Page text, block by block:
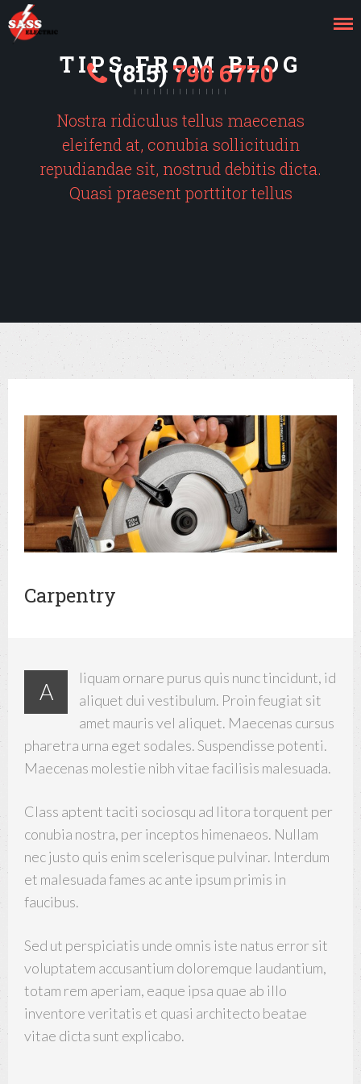
(815)790 6770
TIPS FROM BLOG
Nostra ridiculus tellus maecenas
eleifend at, conubia sollicitudin
repudiandae sit, nostrud debitis dicta.
Quasi praesent porttitor tellus
Carpentry
A
liquam ornare purus quis nunc tincidunt, id
aliquet dui vestibulum. Proin feugiat sit
amet mauris vel aliquet. Maecenas cursus
pharetra urna eget sodales. Suspendisse potenti.
Maecenas molestie nibh vitae facilisis malesuada.
Class aptent taciti sociosqu ad litora torquent per
conubia nostra, per inceptos himenaeos. Nullam
nec justo quis enim scelerisque pulvinar. Interdum
et malesuada fames ac ante ipsum primis in
faucibus.
Sed ut perspiciatis unde omnis iste natus error sit
voluptatem accusantium doloremque laudantium,
totam rem aperiam, eaque ipsa quae ab illo
inventore veritatis et quasi architecto beatae
vitae dicta sunt explicabo.